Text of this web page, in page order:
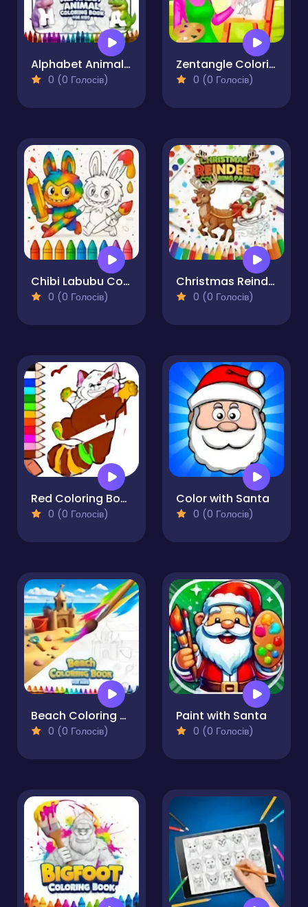
Alphabet Animal Coloring Book for Kids
0 (0 Голосів)
Zentangle Coloring Book
0 (0 Голосів)
Chibi Labubu Coloring Book for Kids
0 (0 Голосів)
Christmas Reindeer Coloring Pages
0 (0 Голосів)
Red Coloring Book
0 (0 Голосів)
Color with Santa
0 (0 Голосів)
Beach Coloring Book for Kids
0 (0 Голосів)
Paint with Santa
0 (0 Голосів)